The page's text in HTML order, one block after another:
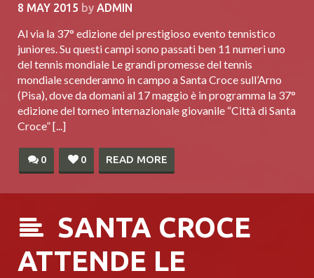
8 MAY 2015 by ADMIN
Al via la 37° edizione del prestigioso evento tennistico
juniores. Su questi campi sono passati ben 11 numeri uno
del tennis mondiale Le grandi promesse del tennis
mondiale scenderanno in campo a Santa Croce sull’Arno
(Pisa), dove da domani al 17 maggio è in programma la 37°
edizione del torneo internazionale giovanile “Città di Santa
Croce” [...]
0 0 READ MORE
SANTA CROCE
ATTENDE LE